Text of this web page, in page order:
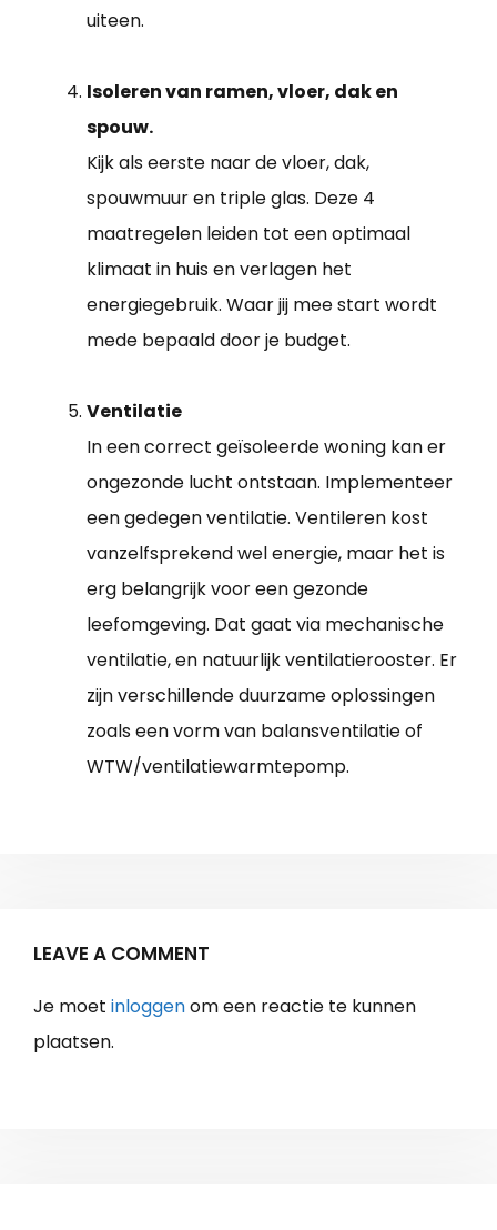
uiteen.
Isoleren van ramen, vloer, dak en
spouw.
Kijk als eerste naar de vloer, dak,
spouwmuur en triple glas. Deze 4
maatregelen leiden tot een optimaal
klimaat in huis en verlagen het
energiegebruik. Waar jij mee start wordt
mede bepaald door je budget.
Ventilatie
In een correct geïsoleerde woning kan er
ongezonde lucht ontstaan. Implementeer
een gedegen ventilatie. Ventileren kost
vanzelfsprekend wel energie, maar het is
erg belangrijk voor een gezonde
leefomgeving. Dat gaat via mechanische
ventilatie, en natuurlijk ventilatierooster. Er
zijn verschillende duurzame oplossingen
zoals een vorm van balansventilatie of
WTW/ventilatiewarmtepomp.
LEAVE A COMMENT
Je moet inloggenom een reactie te kunnen
plaatsen.